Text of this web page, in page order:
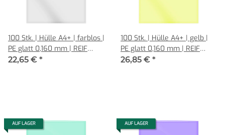
100 Stk. | Hülle A4+ | farblos |
PE glatt 0,160 mm | REIF
Hamburg
22,65 € *
100 Stk. | Hülle A4+ | gelb |
PE glatt 0,160 mm | REIF
Hamburg
26,85 € *
AUF LAGER AUF LAGER